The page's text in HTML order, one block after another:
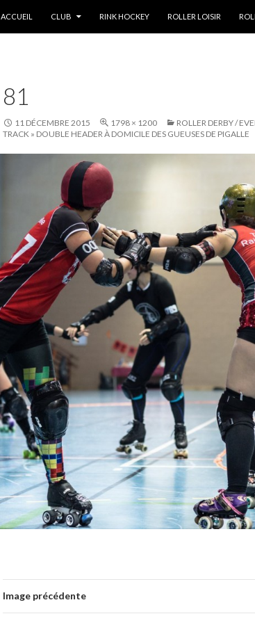
ACCUEIL
CLUB RINK HOCKEY ROLLER LOISIR
81
11 DÉCEMBRE 2015 1798 × 1200
ROLLER DERBY /
TRACK » DOUBLE HEADER À DOMICILE DES GUEUSES DE PIGALLE
Image précédente